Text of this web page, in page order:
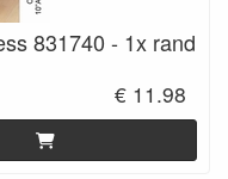
831740 - 1x rand
€ 11.98